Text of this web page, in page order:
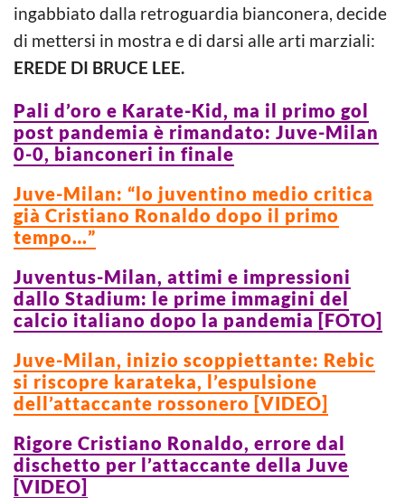
ingabbiato dalla retroguardia bianconera, decide
di mettersi in mostra e di darsi alle arti marziali:
EREDE DI BRUCE LEE.
Pali d’oro e Karate-Kid, ma il primo gol
post pandemia è rimandato: Juve-Milan
0-0, bianconeri in finale
Juve-Milan: “lo juventino medio critica
già Cristiano Ronaldo dopo il primo
tempo…”
Juventus-Milan, attimi e impressioni
dallo Stadium: le prime immagini del
calcio italiano dopo la pandemia [FOTO]
Juve-Milan, inizio scoppiettante: Rebic
si riscopre karateka, l’espulsione
dell’attaccante rossonero [VIDEO]
Rigore Cristiano Ronaldo, errore dal
dischetto per l’attaccante della Juve
[VIDEO]